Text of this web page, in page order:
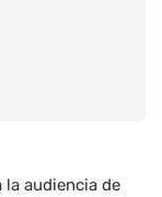
la audiencia de